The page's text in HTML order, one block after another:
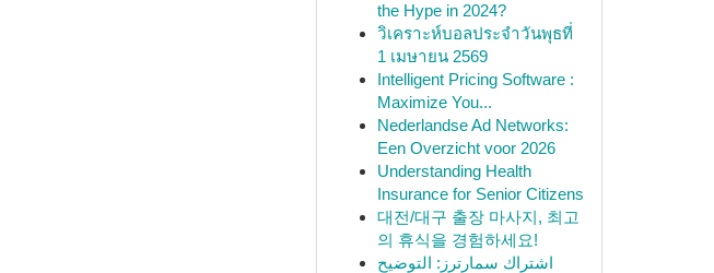
the Hype in 2024?
วิเคราะห์บอลประจำวันพุธที่
1 เมษายน 2569
Intelligent Pricing Software :
Maximize You...
Nederlandse Ad Networks:
Een Overzicht voor 2026
Understanding Health
Insurance for Senior Citizens
대전/대구 출장 마사지, 최고
의 휴식을 경험하세요!
اشتراك سمارترز: التوضيح